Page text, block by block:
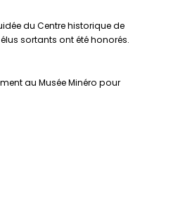
du Centre historique de
sortants ont été honorés.
au Musée Minéro pour